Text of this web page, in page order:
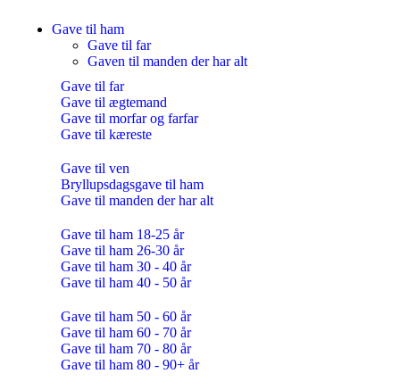
Gave til ham
Gave til far
Gaven til manden der har alt
Gave til far
Gave til ægtemand
Gave til morfar og farfar
Gave til kæreste
Gave til ven
Bryllupsdagsgave til ham
Gave til manden der har alt
Gave til ham 18-25 år
Gave til ham 26-30 år
Gave til ham 30 - 40 år
Gave til ham 40 - 50 år
Gave til ham 50 - 60 år
Gave til ham 60 - 70 år
Gave til ham 70 - 80 år
Gave til ham 80 - 90+ år